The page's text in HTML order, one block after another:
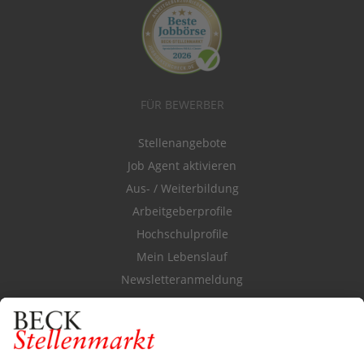
FÜR BEWERBER
Stellenangebote
Job Agent aktivieren
Aus- / Weiterbildung
Arbeitgeberprofile
Hochschulprofile
Mein Lebenslauf
Newsletteranmeldung
Durchsuchen Sie den Stellenkatalog
FÜR ARBEITGEBER